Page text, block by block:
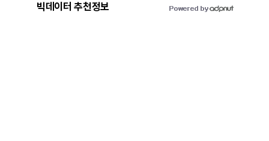
빅데이터 추천정보